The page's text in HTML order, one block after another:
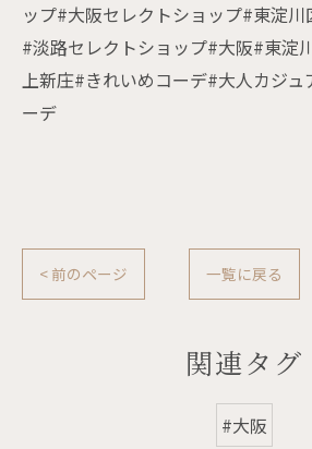
ップ#大阪セレクトショップ#東淀
#淡路セレクトショップ#大阪#東淀
上新庄#きれいめコーデ#大人カジ
ーデ
< 前のページ 一覧に戻る
関連タグ
#大阪